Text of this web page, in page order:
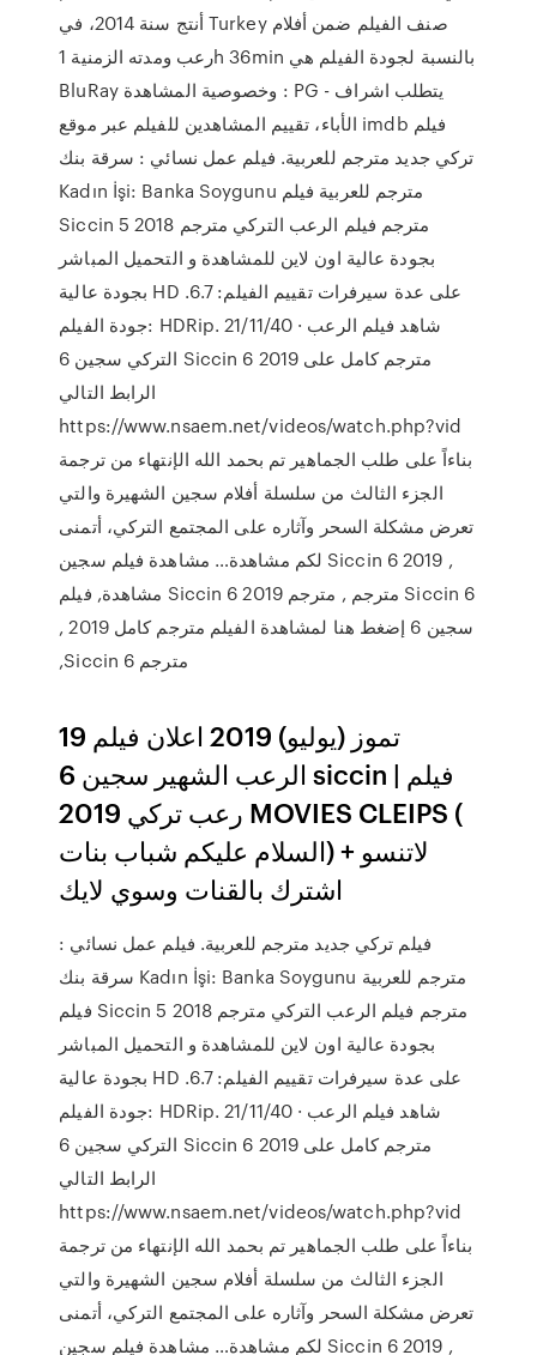
أنتج سنة 2014، في Turkey صنف الفيلم ضمن أفلام
رعب ومدته الزمنية 1h 36min بالنسبة لجودة الفيلم هي
BluRay وخصوصية المشاهدة : PG - يتطلب اشراف
الأباء، تقييم المشاهدين للفيلم عبر موقع imdb فيلم
تركي جديد مترجم للعربية. فيلم عمل نسائي : سرقة بنك
Kadın İşi: Banka Soygunu مترجم للعربية فيلم
Siccin 5 2018 مترجم فيلم الرعب التركي مترجم
بجودة عالية اون لاين للمشاهدة و التحميل المباشر
بجودة عالية HD على عدة سيرفرات تقييم الفيلم: 6.7.
جودة الفيلم: HDRip. 21/11/40 · شاهد فيلم الرعب
التركي سجين 6 Siccin 6 2019 مترجم كامل على
الرابط التالي
https://www.nsaem.net/videos/watch.php?vid
بناءاً على طلب الجماهير تم بحمد الله الإنتهاء من ترجمة
الجزء الثالث من سلسلة أفلام سجين الشهيرة والتي
تعرض مشكلة السحر وآثاره على المجتمع التركي، أتمنى
لكم مشاهدة… مشاهدة فيلم سجين Siccin 6 2019 ,
مشاهدة, فيلم Siccin 6 2019 مترجم , مترجم Siccin 6
, سجين 6 إضغط هنا لمشاهدة الفيلم مترجم كامل 2019
,Siccin 6 مترجم
19 تموز (يوليو) 2019 اعلان فيلم
الرعب الشهير سجين 6 siccin | فيلم
رعب تركي 2019 MOVIES CLEIPS (
السلام عليكم شباب بنات) لاتنسو +
فيلم تركي جديد مترجم للعربية. فيلم عمل نسائي :
سرقة بنك Kadın İşi: Banka Soygunu مترجم للعربية
فيلم Siccin 5 2018 مترجم فيلم الرعب التركي مترجم
بجودة عالية اون لاين للمشاهدة و التحميل المباشر
بجودة عالية HD على عدة سيرفرات تقييم الفيلم: 6.7.
جودة الفيلم: HDRip. 21/11/40 · شاهد فيلم الرعب
التركي سجين 6 Siccin 6 2019 مترجم كامل على
الرابط التالي
https://www.nsaem.net/videos/watch.php?vid
بناءاً على طلب الجماهير تم بحمد الله الإنتهاء من ترجمة
الجزء الثالث من سلسلة أفلام سجين الشهيرة والتي
تعرض مشكلة السحر وآثاره على المجتمع التركي، أتمنى
لكم مشاهدة… مشاهدة فيلم سجين Siccin 6 2019 ,